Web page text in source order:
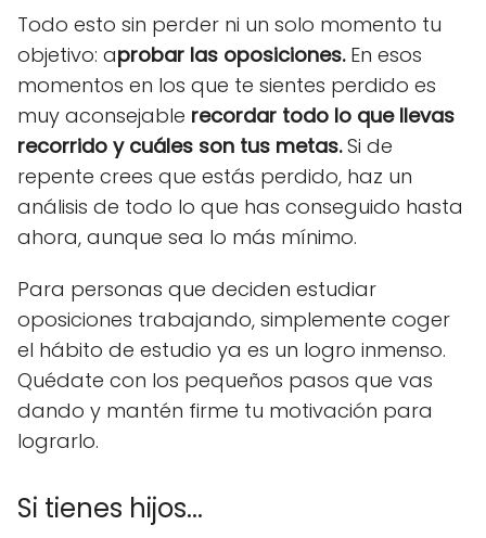
Todo esto sin perder ni un solo momento tu
objetivo: aprobar las oposiciones.En esos
momentos en los que te sientes perdido es
muy aconsejable recordar todo lo que llevas
recorrido y cuáles son tus metas.Si de
repente crees que estás perdido, haz un
análisis de todo lo que has conseguido hasta
ahora, aunque sea lo más mínimo.
Para personas que deciden estudiar
oposiciones trabajando, simplemente coger
el hábito de estudio ya es un logro inmenso.
Quédate con los pequeños pasos que vas
dando y mantén firme tu motivación para
lograrlo.
Si tienes hijos...